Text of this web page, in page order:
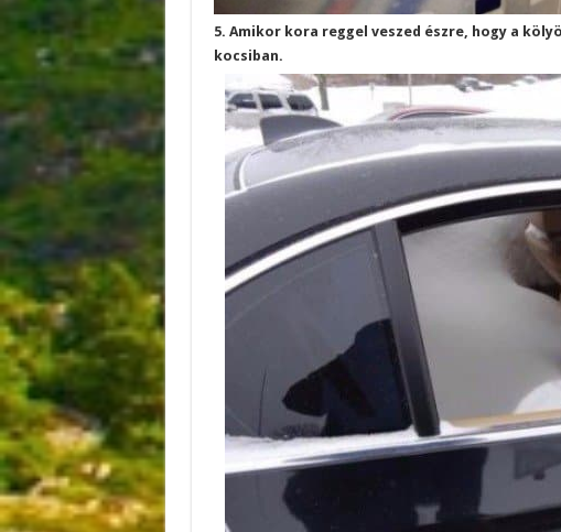
5. Amikor kora reggel veszed észre, hogy a
kocsiban.